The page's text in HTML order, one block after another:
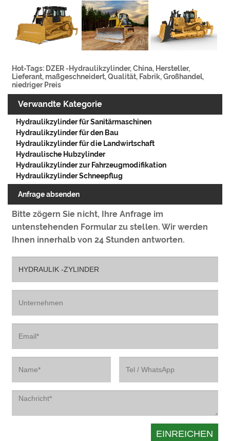
Hot-Tags: DZER -Hydraulikzylinder, China, Hersteller,
Lieferant, maßgeschneidert, Qualität, Fabrik, Großhandel,
niedriger Preis
Verwandte Kategorie
Hydraulikzylinder für Sanitärmaschinen
Hydraulikzylinder für den Bau
Hydraulikzylinder für die Landwirtschaft
Hydraulische Hubzylinder
Hydraulikzylinder zur Fahrzeugmodifikation
Hydraulikzylinder Schneepflug
Anfrage absenden
Bitte zögern Sie nicht, Ihre Anfrage im
untenstehenden Formular zu stellen. Wir werden
Ihnen innerhalb von 24 Stunden antworten.